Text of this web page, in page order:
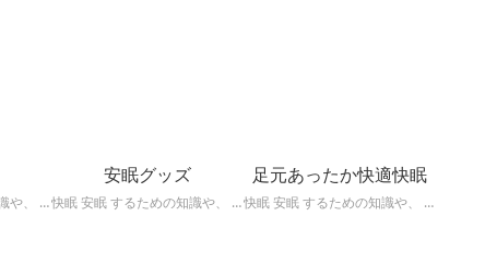
快眠 安眠 するための知識や、 枕 、 照明 、 アロマ など、おすすめの グッズ などを紹介。 ぐっすり眠るために重要な枕選びのポイントや商品の紹介、 テンピュール 、 マニフレックス など。
安眠グッズ
快眠 安眠 するための知識や、 枕 、 照明 、 アロマ など、おすすめの グッズ などを紹介。 いろいろな 快眠 安眠 グッズ の紹介、足枕、うたた寝枕、目覚まし時計、入浴剤 など。
足元あったか快適快眠
快眠 安眠 するための知識や、 枕 、 照明 、 アロマ など、おすすめの グッズ などを紹介。 足元あったかで快適に眠るための 湯たんぽ あったか靴下 レッグウォーマー などの紹介です。